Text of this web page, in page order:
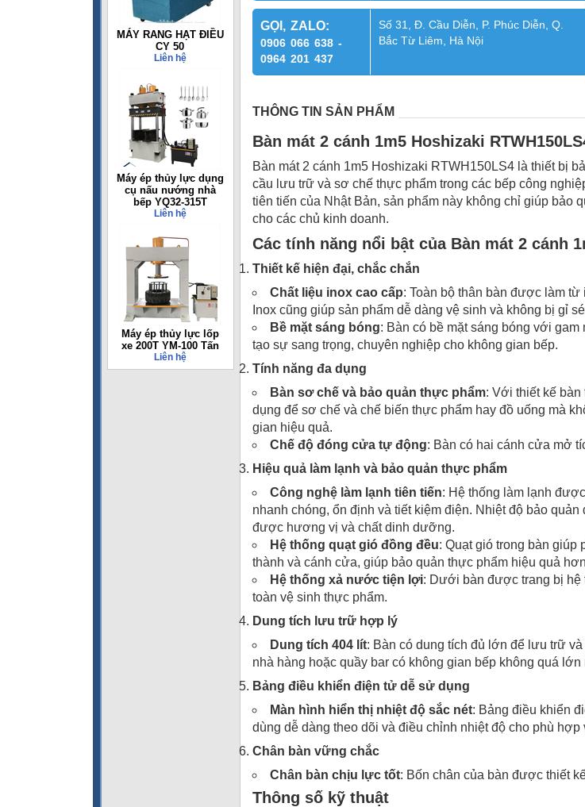
MÁY RANG HẠT ĐIỀU
CY 50
Liên hệ
Máy ép thủy lực dụng
cụ nấu nướng nhà
bếp YQ32-315T
Liên hệ
Máy ép thủy lực lốp
xe 200T YM-100 Tấn
Liên hệ
GỌI, ZALO:
0906 066 638 -
0964 201 437
Số 31, Đ. Cầu Diễn, P. Phúc Diễn, Q.
Bắc Từ Liêm, Hà Nội
THÔNG TIN SẢN PHẨM
Bàn mát 2 cánh 1m5 Hoshizaki
Bàn mát 2 cánh 1m5 Hoshizaki RTWH150LS4 là thiết bị
cầu lưu trữ và sơ chế thực phẩm trong các bếp công
tiên tiến của Nhật Bản, sản phẩm này không chỉ giúp bảo
cho các chủ kinh doanh.
Các tính năng nổi bật của Bàn mát 2 cánh
Thiết kế hiện đại, chắc chắn
Chất liệu inox cao cấp: Toàn bộ thân bàn được làm
Inox cũng giúp sản phẩm dễ dàng vệ sinh và không bị gỉ
Bề mặt sáng bóng: Bàn có bề mặt sáng bóng với
tạo sự sang trọng, chuyên nghiệp cho không gian bếp.
Tính năng đa dụng
Bàn sơ chế và bảo quản thực phẩm: Với thiết kế
dụng để sơ chế và chế biến thực phẩm hay đồ uống mà
gian hiệu quả.
Chế độ đóng cửa tự động: Bàn có hai cánh cửa mở
Hiệu quả làm lạnh và bảo quản thực phẩm
Công nghệ làm lạnh tiên tiến: Hệ thống làm lạnh
nhanh chóng, ổn định và tiết kiệm điện. Nhiệt độ bảo
được hương vị và chất dinh dưỡng.
Hệ thống quạt gió đồng đều: Quạt gió trong bàn
thành và cánh cửa, giúp bảo quản thực phẩm hiệu quả
Hệ thống xả nước tiện lợi: Dưới bàn được trang bị hệ
toàn vệ sinh thực phẩm.
Dung tích lưu trữ hợp lý
Dung tích 404 lít: Bàn có dung tích đủ lớn để lưu trữ
nhà hàng hoặc quầy bar có không gian bếp không quá
Bảng điều khiển điện tử dễ sử dụng
Màn hình hiển thị nhiệt độ sắc nét: Bảng điều khiển
dùng dễ dàng theo dõi và điều chỉnh nhiệt độ cho phù
Chân bàn vững chắc
Chân bàn chịu lực tốt: Bốn chân của bàn được thiết
Thông số kỹ thuật